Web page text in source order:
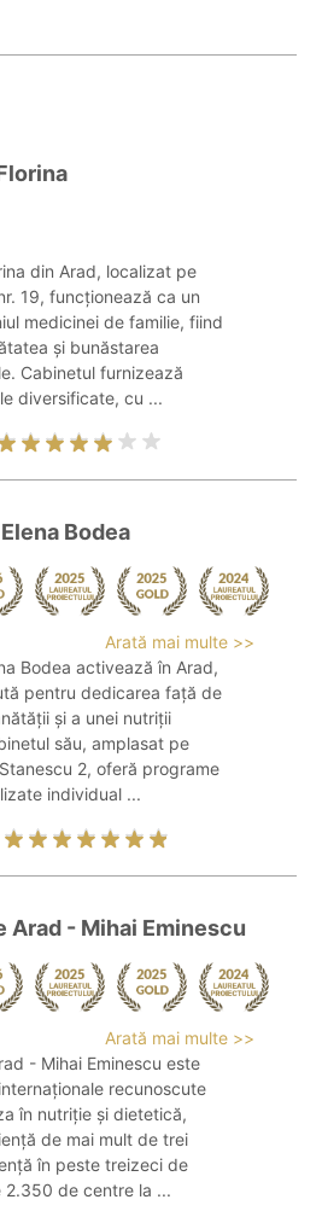
din Arad, localizat pe
19, funcționează ca un
medicinei de familie, fiind
și bunăstarea
Cabinetul furnizează
diversificate, cu ...
Bodea
Arată mai multe >>
Bodea activează în Arad,
pentru dedicarea față de
și a unei nutriții
său, amplasat pe
2, oferă programe
individual ...
Arad - Mihai Eminescu
Arată mai multe >>
- Mihai Eminescu este
recunoscute
în nutriție și dietetică,
de mai mult de trei
în peste treizeci de
2.350 de centre la ...